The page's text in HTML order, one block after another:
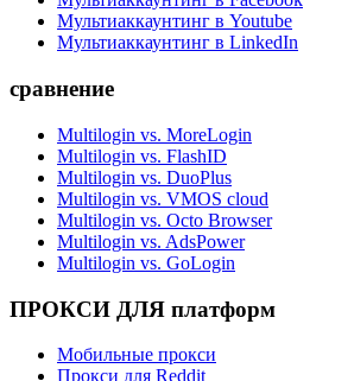
Мультиаккаунтинг в Youtube
Мультиаккаунтинг в LinkedIn
сравнение
Multilogin vs. MoreLogin
Multilogin vs. FlashID
Multilogin vs. DuoPlus
Multilogin vs. VMOS cloud
Multilogin vs. Octo Browser
Multilogin vs. AdsPower
Multilogin vs. GoLogin
ПРОКСИ ДЛЯ платформ
Мобильные прокси
Прокси для Reddit